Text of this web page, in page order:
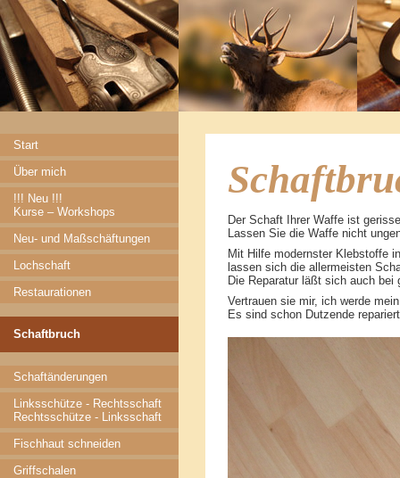
Start
Über mich
!!! Neu !!!
Kurse – Workshops
Neu- und Maßschäftungen
Lochschaft
Restaurationen
Schaftbruch
Schaftänderungen
Linksschütze - Rechtsschaft
Rechtsschütze - Linksschaft
Fischhaut schneiden
Griffschalen
Der Schaft Ihrer Waffe ist
Lassen Sie die Waffe nicht
Mit Hilfe modernster Klebstoffe
lassen sich die allermeisten
Die Reparatur läßt sich auch bei
Vertrauen sie mir, ich werde
Es sind schon Dutzende